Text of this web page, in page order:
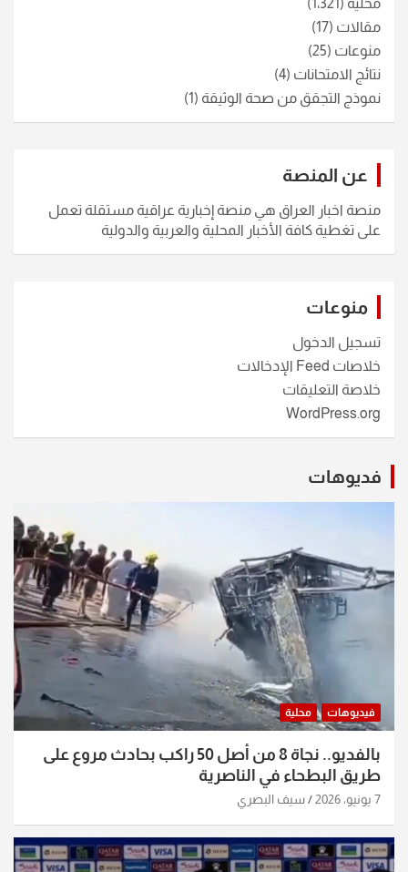
محلية (1٬321)
مقالات (17)
منوعات (25)
نتائج الامتحانات (4)
نموذج التجقق من صحة الوثيقة (1)
عن المنصة
منصة اخبار العراق هي منصة إخبارية عراقية مستقلة تعمل
على تغطية كافة الأخبار المحلية والعربية والدولية
منوعات
تسجيل الدخول
خلاصات Feed الإدخالات
خلاصة التعليقات
WordPress.org
فديوهات
فيديوهات محلية
بالفديو.. نجاة 8 من أصل 50 راكب بحادث مروع على
طريق البطحاء في الناصرية
7 يونيو، 2026 سيف البصري